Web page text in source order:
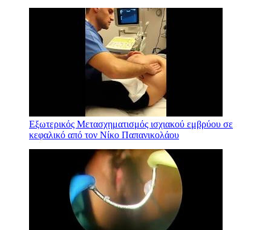
Εξωτερικός Μετασχηματισμός ισχιακού εμβρύου σε
κεφαλικό από τον Νίκο Παπανικολάου